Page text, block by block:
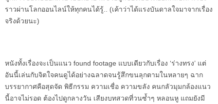
ราวผ่านโลกออนไลน์ให้ทุกคนได้รู้.. (เค้าว่าได้แรงบันดาลใจมาจากเรื่อง
จริงด้วยนะ)
หนังทั้งเรื่องจะเป็นแนว found footage แบบเดียวกับเรื่อง ‘ร่างทรง’ แต่
อันนี้เล่นกับจิตใจคนดูได้อย่างฉลาดจนรู้สึกขนลุกตามในหลายๆ ฉาก
บรรยากาศคือสุดจัด พิธีกรรม ความเชื่อ ความขลัง คนกลัวมุมกล้องแนว
นี้อาจไม่รอด ต้องไปดูกลางวัน เสียงบทสวดที่วนซ้ำๆ หลอนหู แถมยังมี